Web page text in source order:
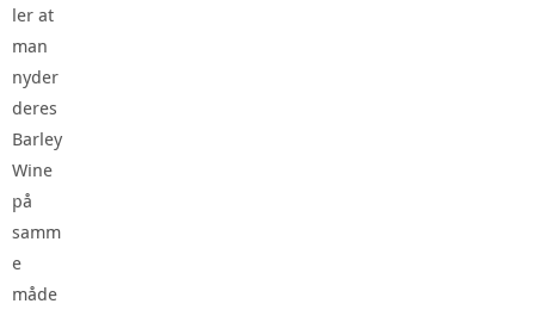
ler at
man
nyder
deres
Barley
Wine
på
samm
e
måde